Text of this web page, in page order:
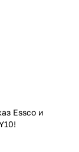
Essco и